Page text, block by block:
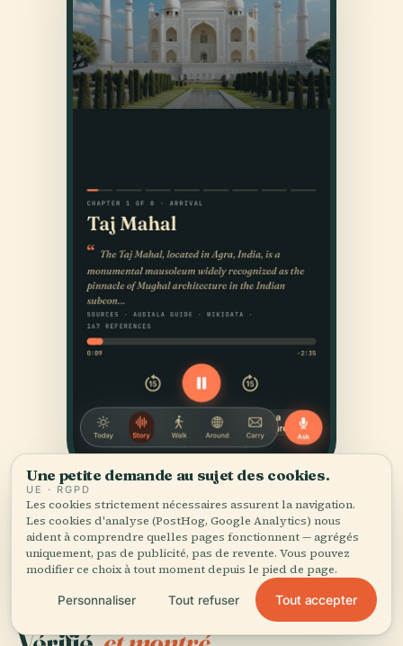
SOURCES
Une petite demande au sujet des cookies.
UE · RGPD
Les cookies strictement nécessaires assurent la navigation.
Les cookies d'analyse (PostHog, Google Analytics) nous
aident à comprendre quelles pages fonctionnent — agrégés
uniquement, pas de publicité, pas de revente. Vous pouvez
modifier ce choix à tout moment depuis le pied de page.
Personnaliser Tout refuser Tout accepter